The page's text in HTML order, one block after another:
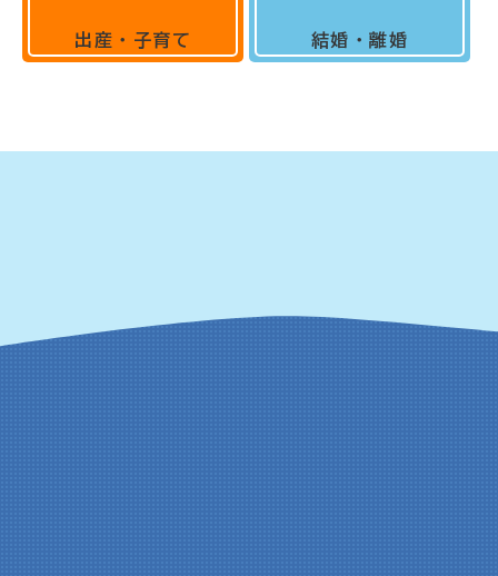
出産・子育て 結婚・離婚